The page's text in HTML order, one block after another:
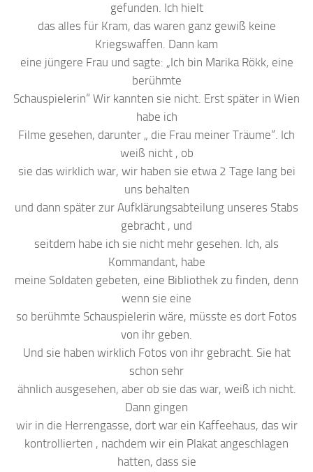
gefunden. Ich hielt
das alles für Kram, das waren ganz gewiß keine
Kriegswaffen. Dann kam
eine jüngere Frau und sagte: „Ich bin Marika Rökk, eine
berühmte
Schauspielerin“ Wir kannten sie nicht. Erst später in Wien
habe ich
Filme gesehen, darunter „ die Frau meiner Träume“. Ich
weiß nicht , ob
sie das wirklich war, wir haben sie etwa 2 Tage lang bei
uns behalten
und dann später zur Aufklärungsabteilung unseres Stabs
gebracht , und
seitdem habe ich sie nicht mehr gesehen. Ich, als
Kommandant, habe
meine Soldaten gebeten, eine Bibliothek zu finden, denn
wenn sie eine
so berühmte Schauspielerin wäre, müsste es dort Fotos
von ihr geben.
Und sie haben wirklich Fotos von ihr gebracht. Sie hat
schon sehr
ähnlich ausgesehen, aber ob sie das war, weiß ich nicht.
Dann gingen
wir in die Herrengasse, dort war ein Kaffeehaus, das wir
kontrollierten , nachdem wir ein Plakat angeschlagen
hatten, dass sie